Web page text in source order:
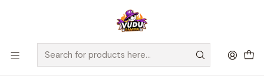
🚀 ¡Despachamos a todo Chile! Envío GRATIS a Regiones sobre
$100.000 y a RM sobre $35.000
Home Juegos de Mesa Cooperativos
Rory's Story Cubes: Acciones (Blister Eco) - Español